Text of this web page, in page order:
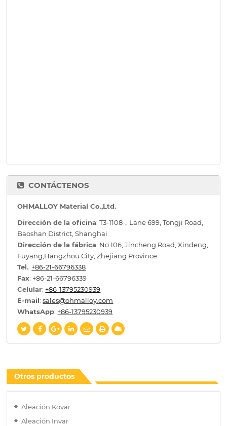
CONTÁCTENOS
OHMALLOY Material Co.,Ltd.
Dirección de la oficina: T3-1108，Lane 699, Tongji Road,
Baoshan District, Shanghai
Dirección de la fábrica: No 106, Jincheng Road, Xindeng,
Fuyang,Hangzhou City, Zhejiang Province
Tel.: +86-21-66796338
Fax: +86-21-66796339
Celular: +86-13795230939
E-mail:sales@ohmalloy.com
WhatsApp: +86-13795230939
Otros productos
Aleación Kovar
Aleación Invar